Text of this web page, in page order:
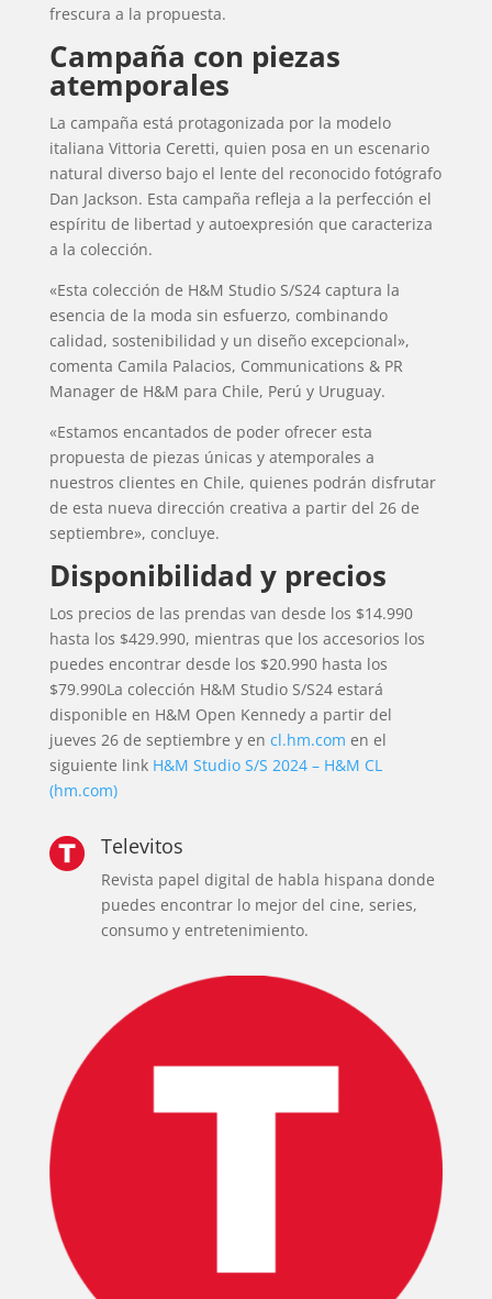
frescura a la propuesta.
Campaña con piezas
atemporales
La campaña está protagonizada por la modelo
italiana Vittoria Ceretti, quien posa en un escenario
natural diverso bajo el lente del reconocido fotógrafo
Dan Jackson. Esta campaña refleja a la perfección el
espíritu de libertad y autoexpresión que caracteriza
a la colección.
«Esta colección de H&M Studio S/S24 captura la
esencia de la moda sin esfuerzo, combinando
calidad, sostenibilidad y un diseño excepcional»,
comenta Camila Palacios, Communications & PR
Manager de H&M para Chile, Perú y Uruguay.
«Estamos encantados de poder ofrecer esta
propuesta de piezas únicas y atemporales a
nuestros clientes en Chile, quienes podrán disfrutar
de esta nueva dirección creativa a partir del 26 de
septiembre», concluye.
Disponibilidad y precios
Los precios de las prendas van desde los $14.990
hasta los $429.990, mientras que los accesorios los
puedes encontrar desde los $20.990 hasta los
$79.990La colección H&M Studio S/S24 estará
disponible en H&M Open Kennedy a partir del
jueves 26 de septiembre y en cl.hm.com en el
siguiente link H&M Studio S/S 2024 – H&M CL
(hm.com)
Televitos
Revista papel digital de habla hispana donde
puedes encontrar lo mejor del cine, series,
consumo y entretenimiento.